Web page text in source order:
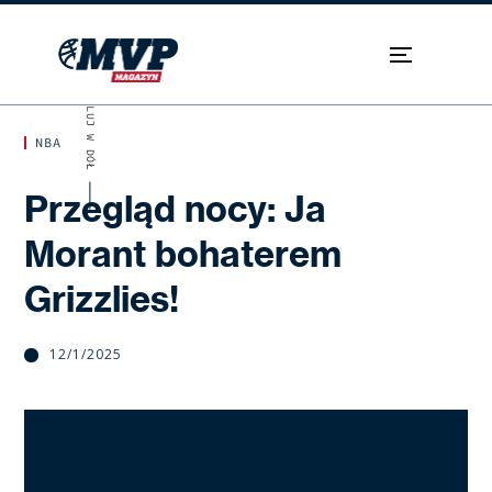
NBA
Przegląd nocy: Ja
Morant bohaterem
Grizzlies!
12/1/2025
SKROLUJ W DÓŁ